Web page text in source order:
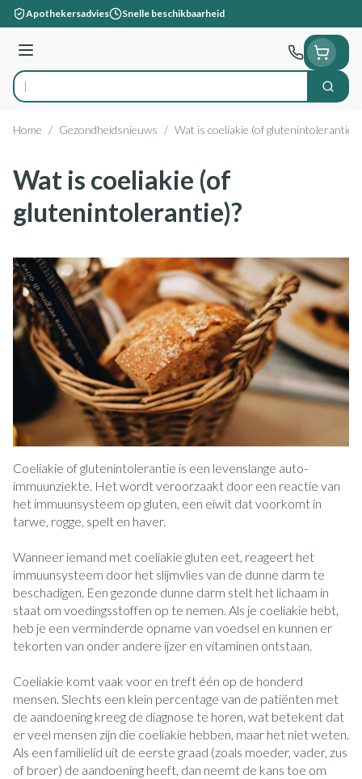
Ga naar de inhoud
Apothekersadvies Snelle beschikbaarheid
Menu
Product, merk, categorie... Zoek
Home / Gezondheidsnieuws / Wat is coeliakie (of glutenintolerantie)?
Wat is coeliakie (of
glutenintolerantie)?
Coeliakie of glutenintolerantie is een levenslange auto-
immuunziekte. Het wordt veroorzaakt door een reactie van
het immuunsysteem op gluten, een eiwit dat voorkomt in
tarwe, rogge, spelt en haver.
Wanneer iemand met coeliakie gluten eet, reageert het
immuunsysteem door het slijmvlies van de dunne darm te
beschadigen. Een gezonde dunne darm stelt het lichaam in
staat om voedingsstoffen op te nemen. Als je coeliakie hebt,
heb je een verminderde opname van voedsel en kunnen er
tekorten van onder andere ijzer en vitaminen ontstaan.
Coeliakie komt vaak voor en treft één op de honderd
mensen. Slechts een klein percentage van de patiënten met
de aandoening kreeg de diagnose te horen, wat betekent dat
er veel mensen zijn die coeliakie hebben, maar het niet weten.
Als een familielid uit de eerste graad (zoals moeder, vader, zus
of broer) de aandoening heeft, dan neemt de kans toe om